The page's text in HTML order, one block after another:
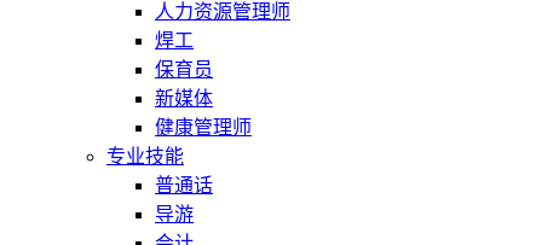
人力资源管理师
焊工
保育员
新媒体
健康管理师
专业技能
普通话
导游